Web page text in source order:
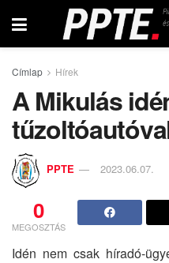
Címlap Hírek
A Mikulás
PPTE 2023.06.07.
0
MEGOSZTÁS
Idén nem csak híradó-